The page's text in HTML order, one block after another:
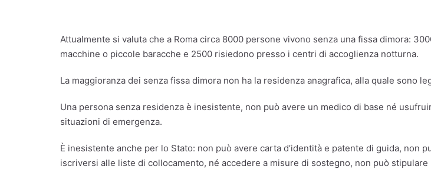
Attualmente si valuta che a Roma circa 8000 persone vivono senza una fissa dimora:
macchine o piccole baracche e 2500 risiedono presso i centri di accoglienza notturna.
La maggioranza dei senza fissa dimora non ha la residenza anagrafica, alla quale sono
Una persona senza residenza è inesistente, non può avere un medico di base né
situazioni di emergenza.
È inesistente anche per lo Stato: non può avere carta d’identità e patente di guida, non
iscriversi alle liste di collocamento, né accedere a misure di sostegno, non può